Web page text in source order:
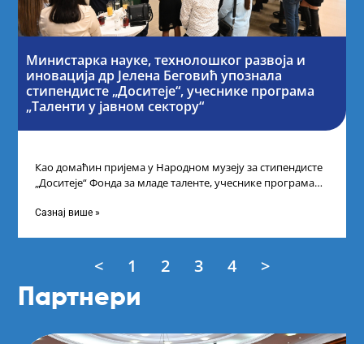
Министарка науке, технолошког развоја и
иновација др Јелена Беговић упознала
стипендисте „Доситеје“, учеснике програма
„Таленти у јавном сектору“
Као домаћин пријема у Народном музеју за стипендисте
„Доситеје“ Фонда за младе таленте, учеснике програма
Сазнај више »
< 1 2 3 4 >
Партнери